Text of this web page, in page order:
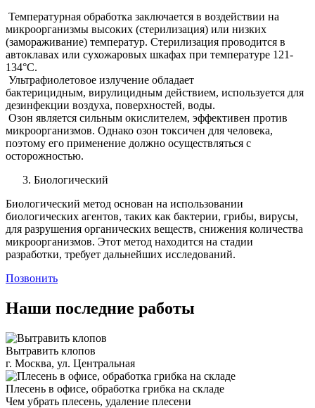
Температурная обработка заключается в воздействии на
микроорганизмы высоких (стерилизация) или низких
(замораживание) температур. Стерилизация проводится в
автоклавах или сухожаровых шкафах при температуре 121-
134°C.
Ультрафиолетовое излучение обладает
бактерицидным, вирулицидным действием, используется для
дезинфекции воздуха, поверхностей, воды.
Озон является сильным окислителем, эффективен против
микроорганизмов. Однако озон токсичен для человека,
поэтому его применение должно осуществляться с
осторожностью.
Биологический
Биологический метод основан на использовании
биологических агентов, таких как бактерии, грибы, вирусы,
для разрушения органических веществ, снижения количества
микроорганизмов. Этот метод находится на стадии
разработки, требует дальнейших исследований.
Позвонить
Наши последние работы
Вытравить клопов
г. Москва, ул. Центральная
Плесень в офисе, обработка грибка на складе
Чем убрать плесень, удаление плесени